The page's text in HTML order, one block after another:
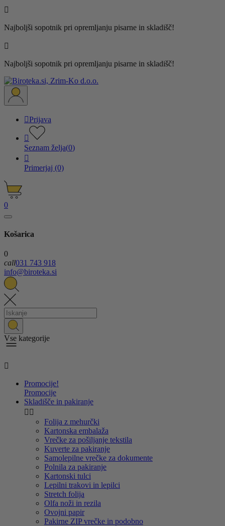

Najboljši sopotnik pri opremljanju pisarne in skladišč!

Najboljši sopotnik pri opremljanju pisarne in skladišč!
Prijava

Seznam želja(0)

Primerjaj (0)
0
Košarica
0
call031 743 918
info@biroteka.si
Vse kategorije

Promocije!
Promocije
Skladišče in pakiranje
 
Folija z mehurčki
Kartonska embalaža
Vrečke za pošiljanje tekstila
Kuverte za pakiranje
Samolepilne vrečke za dokumente
Polnila za pakiranje
Kartonski tulci
Lepilni trakovi in lepilci
Stretch folija
Olfa noži in rezila
Ovojni papir
Pakirne ZIP vrečke in podobno